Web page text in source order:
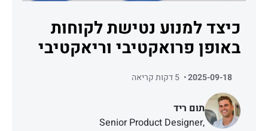
כיצד למנוע נטישת לקוחות
באופן פרואקטיבי וריאקטיבי
2025-09-18 5 דקות קריאה
תום ריד
Senior Product Designer,